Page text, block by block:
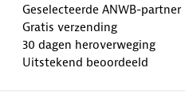
Geselecteerde ANWB-partner
Gratis verzending
30 dagen heroverweging
Uitstekend beoordeeld